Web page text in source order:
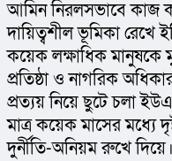
আমিন নিরলসভাবে কাজ
দায়িত্বশীল ভূমিকা রেখে
কয়েক লক্ষাধিক মানুষকে
প্রতিষ্ঠা ও নাগরিক
প্রত্যয় নিয়ে ছুটে চলা
মাত্র কয়েক মাসের মধ্যে
দুর্নীতি-অনিয়ম রুখে দিয়ে।